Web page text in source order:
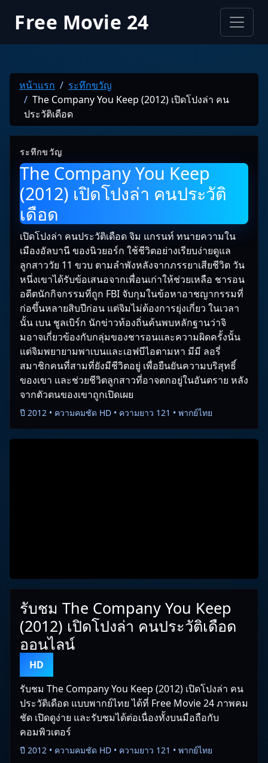
Free Movie 24
หน้าแรก
ระทึกขวัญ
The Company You Keep (2012) เปิดโปงล่า คน
ประวัติเดือด
ระทึกขวัญ
The Company You Keep
(2012) เปิดโปงล่า คนประวัติ
เดือด
เปิดโปงล่า คนประวัติเดือด จิม แกรนท์ ทนายความใน
เมืองอัลบานี ของนิวยอร์ก ใช้ชีวิตอย่างเรียบง่ายดูแล
ลูกสาววัย 11 ขวบ ตามลำพังหลังจากภรรยาเสียชีวิต วัน
หนึ่งเขาได้รับข้อเสนอจากเพื่อนเก่าให้ช่วยเหลือ ชารอน
อดีตนักกิจกรรมที่ถูก FBI จับกุมในข้อหาอาชญากรรมที่
ก่อขึ้นหลายสิบปีก่อน แต่จิมไม่ต้องการยุ่งเกี่ยว ในเวลา
นั้น เบน ชูลเบิร์ก นักข่าวท้องถิ่นค้นพบหลักฐานว่าจิ
มอาจเกี่ยวข้องกับกลุ่มของชารอนและความผิดครั้งนั้น
แต่จิมพยายามพาเบนและเอฟบีไอตามหา มีมี ลอรี่
สมาชิกคนที่สามที่ยังมีชีวิตอยู่ เพื่อยืนยันความบริสุทธิ์
ของเขา และช่วยชีวิตลูกสาวที่อาจตกอยู่ในอันตราย หลัง
จากตัวตนของเขาถูกเปิดเผย
ปี 2012 • ความคมชัด HD • ความยาว 121 • พากย์ไทย
รับชม The Company You Keep
(2012) เปิดโปงล่า คนประวัติเดือด
ออนไลน์
HD
รับชม The Company You Keep (2012) เปิดโปงล่า คน
ประวัติเดือด แบบพากย์ไทย ได้ที่ Free Movie 24 ภาพคม
ชัด เปิดดูง่าย และรับชมได้ต่อเนื่องทั้งบนมือถือกับ
คอมพิวเตอร์
ปี 2012 • ความคมชัด HD • ความยาว 121 • พากย์ไทย